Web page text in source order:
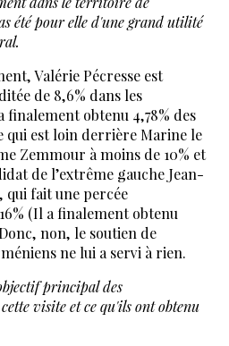
été pour elle d'une grand utilité
Valérie Pécresse est
de 8,6% dans les
finalement obtenu 4,78% des
qui est loin derrière Marine le
Zemmour à moins de 10% et
de l’extrême gauche Jean-
qui fait une percée
(Il a finalement obtenu
non, le soutien de
ne lui a servi à rien.
principal des
visite et ce qu'ils ont obtenu